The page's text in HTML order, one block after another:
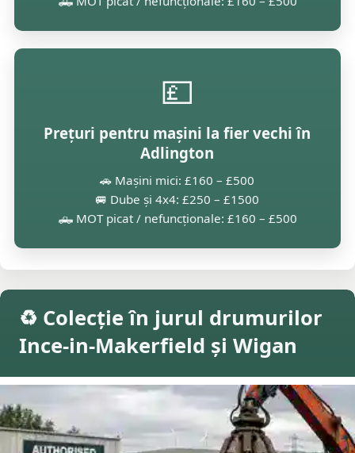
💷
Prețuri pentru mașini la fier vechi în
Adlington
🚗 Mașini mici: £160 – £500
🚐 Dube și 4x4: £250 – £1500
🛻 MOT picat / nefuncționale: £160 – £500
♻️ Colecție în jurul drumurilor
Ince-in-Makerfield și Wigan